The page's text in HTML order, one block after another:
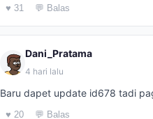
♥ 31 💬 Balas
Dani_Pratama
4 hari lalu
Baru dapet update id678 tadi
♥ 20 💬 Balas